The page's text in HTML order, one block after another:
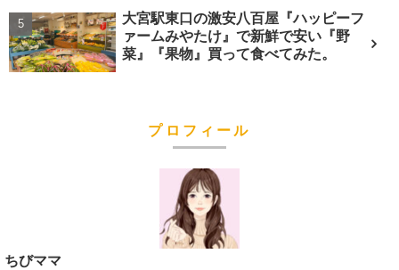
大宮駅東口の激安八百屋『ハッピーフ
ァームみやたけ』で新鮮で安い『野
菜』『果物』買って食べてみた。
プロフィール
ちびママ